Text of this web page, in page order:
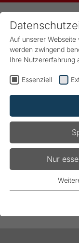
Start
Karriere
Leben,
Leben,
Auf unserer
werden zwingend
Ihre Nutzererfahrung
Essenziell
Nur
Webseite